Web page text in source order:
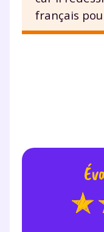
français
J’accepte
consulternotre